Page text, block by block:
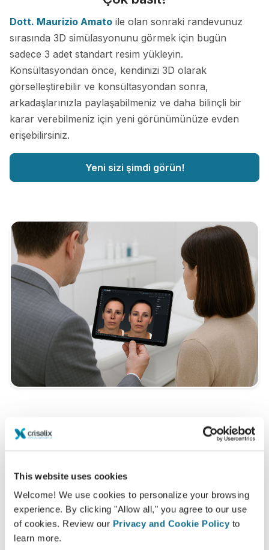
This website uses cookies
Welcome! We use cookies to personalize your browsing
experience. By clicking "Allow all," you agree to our use
of cookies. Review our Privacy and Cookie Policy to
learn more.
Dott. Maurizio Amato ile olan sonraki randevunuz
sırasında 3D simülasyonunu görmek için bugün
sadece 3 adet standart resim yükleyin.
Konsültasyondan önce, kendinizi 3D olarak
görselleştirebilir ve konsültasyondan sonra,
arkadaşlarınızla paylaşabilmeniz ve daha bilinçli bir
karar verebilmeniz için yeni görünümünüze evden
erişebilirsiniz.
Yeni sizi şimdi görün!
Tipik bir 3D konsültasyon nedir?
keşfedebileceksiniz.
3D meme konsültasyon
3D yüz konsültasyon